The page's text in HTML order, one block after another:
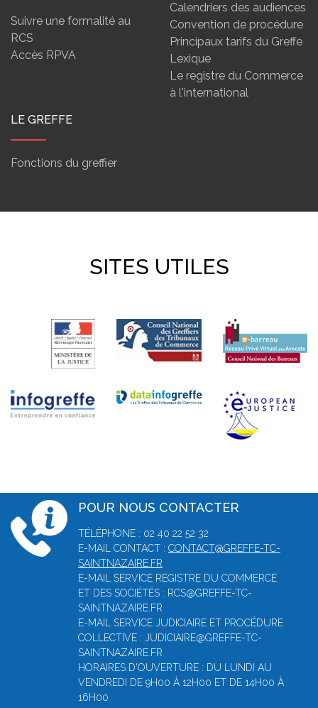
Suivre une formalité au
RCS
Accès RPVA
Calendriers des audiences
Convention de procédure
Principaux tarifs du Greffe
Lexique
Le registre du Commerce
à l'international
LE GREFFE
Fonctions du greffier
SITES UTILES
POUR NOUS CONTACTER
TÉLÉPHONE : 02 40 22 52 32
E-MAIL CONTACT : CONTACT@GREFFE-TC-
SAINTNAZAIRE.FR
E-MAIL SERVICE REGISTRE DU COMMERCE
ET DES SOCIÉTÉS : RCS@GREFFE-TC-
SAINTNAZAIRE.FR
E-MAIL SERVICE JUDICIAIRE ET PROCÉDURE
COLLECTIVE : JUDICIAIRE@GREFFE-TC-
SAINTNAZAIRE.FR
HORAIRES D'OUVERTURE : DU LUNDI AU
VENDREDI DE 9H00 À 12H00 ET DE 14H00 À
16H00